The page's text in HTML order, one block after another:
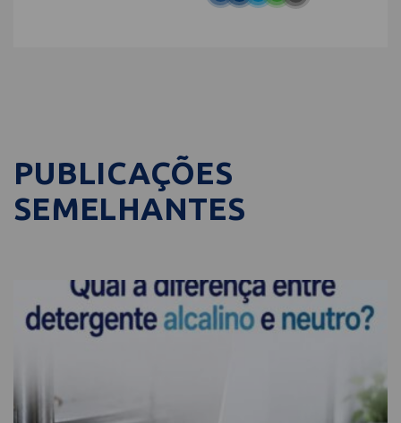
PUBLICAÇÕES
SEMELHANTES